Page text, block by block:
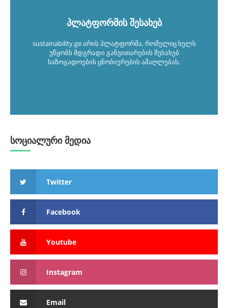
პლატფორმის შესახებ
sustainability.ge არის პლატფორმა, რომელიც ხელს
უწყობს მდგრადი განვითარების შესახებ
საზოგადოების ცნობიერების ამაღლებას.
სოციალური მედია
Twitter
Facebook
Youtube
Instagram
Email